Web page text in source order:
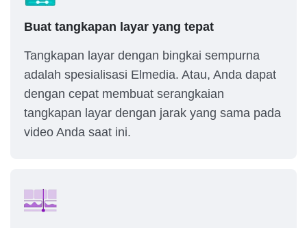
Buat tangkapan layar yang tepat
Tangkapan layar dengan bingkai sempurna
adalah spesialisasi Elmedia. Atau, Anda dapat
dengan cepat membuat serangkaian
tangkapan layar dengan jarak yang sama pada
video Anda saat ini.